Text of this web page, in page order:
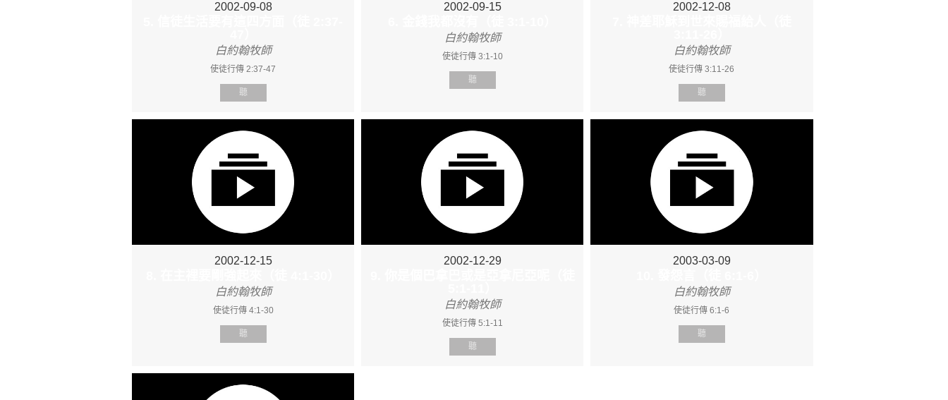
2002-09-08
白約翰牧師
使徒行傳 2:37-47
聽
2002-09-15
白約翰牧師
使徒行傳 3:1-10
聽
2002-12-08
白約翰牧師
使徒行傳 3:11-26
聽
2002-12-15
白約翰牧師
使徒行傳 4:1-30
聽
2002-12-29
白約翰牧師
使徒行傳 5:1-11
聽
2003-03-09
白約翰牧師
使徒行傳 6:1-6
聽